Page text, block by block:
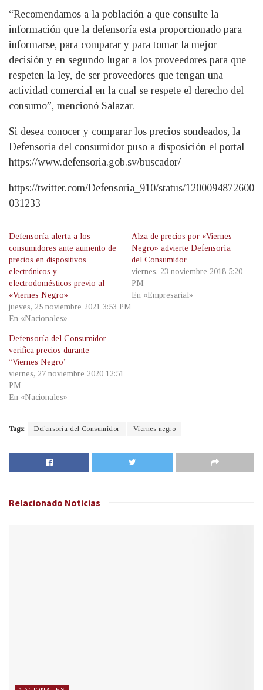
“Recomendamos a la población a que consulte la
información que la defensoría esta proporcionado para
informarse, para comparar y para tomar la mejor
decisión y en segundo lugar a los proveedores para que
respeten la ley, de ser proveedores que tengan una
actividad comercial en la cual se respete el derecho del
consumo”, mencionó Salazar.
Si desea conocer y comparar los precios sondeados, la
Defensoría del consumidor puso a disposición el portal
https://www.defensoria.gob.sv/buscador/
https://twitter.com/Defensoria_910/status/1200094872600
031233
Defensoría alerta a los
consumidores ante aumento de
precios en dispositivos
electrónicos y
electrodomésticos previo al
«Viernes Negro»
jueves, 25 noviembre 2021 3:53 PM
En «Nacionales»
Alza de precios por «Viernes
Negro» advierte Defensoría
del Consumidor
viernes, 23 noviembre 2018 5:20
PM
En «Empresarial»
Defensoría del Consumidor
verifica precios durante
“Viernes Negro”
viernes, 27 noviembre 2020 12:51
PM
En «Nacionales»
Tags: Defensoría del Consumidor Viernes negro
Relacionado Noticias